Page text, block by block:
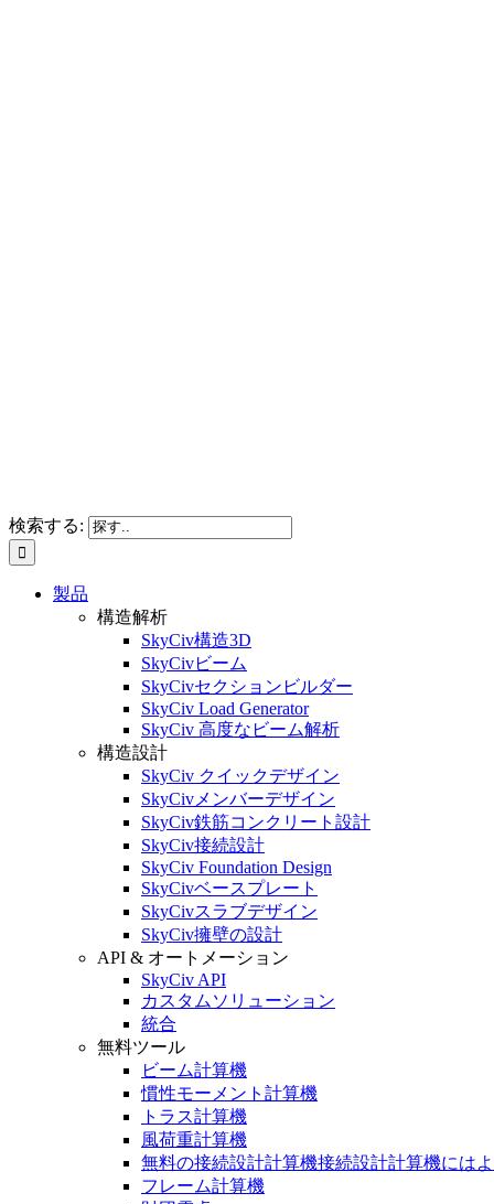
検索する:
製品
構造解析
SkyCiv構造3D
SkyCivビーム
SkyCivセクションビルダー
SkyCiv Load Generator
SkyCiv 高度なビーム解析
構造設計
SkyCiv クイックデザイン
SkyCivメンバーデザイン
SkyCiv鉄筋コンクリート設計
SkyCiv接続設計
SkyCiv Foundation Design
SkyCivベースプレート
SkyCivスラブデザイン
SkyCiv擁壁の設計
API & オートメーション
SkyCiv API
カスタムソリューション
統合
無料ツール
ビーム計算機
慣性モーメント計算機
トラス計算機
風荷重計算機
無料の接続設計計算機接続設計計算機には
フレーム計算機